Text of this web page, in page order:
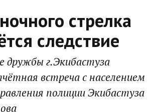
стрелка
следствие
дружбы г.Экибастуза
встреча с населением
полиции Экибастуза